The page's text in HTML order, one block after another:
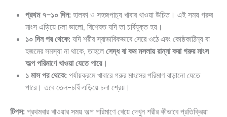
প্রথম ৭–১০ দিন: হালকা ও সহজপাচ্য খাবার খাওয়া উচিত। এই সময় গরুর
মাংস এড়িয়ে চলা ভালো, বিশেষত যদি তা চর্বিযুক্ত হয়।
১০ দিন পর থেকে: যদি শরীর স্বাভাবিকভাবে সেরে ওঠে এবং কোষ্ঠকাঠিন্য বা
হজমের সমস্যা না থাকে, তাহলে সেদ্ধ বা কম মসলায় রান্না করা গরুর মাংস
অল্প পরিমাণে খাওয়া যেতে পারে।
১ মাস পর থেকে: পর্যায়ক্রমে খাবারে গরুর মাংসের পরিমাণ বাড়ানো যেতে
পারে। তবে তেল-চর্বি এড়িয়ে চলা শ্রেয়।
টিপস: প্রথমবার খাওয়ার সময় অল্প পরিমাণে খেয়ে দেখুন শরীর কীভাবে প্রতিক্রিয়া